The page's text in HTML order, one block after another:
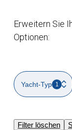
Erweitern Sie
Optionen:
Yacht-Typ 1
Filter löschen